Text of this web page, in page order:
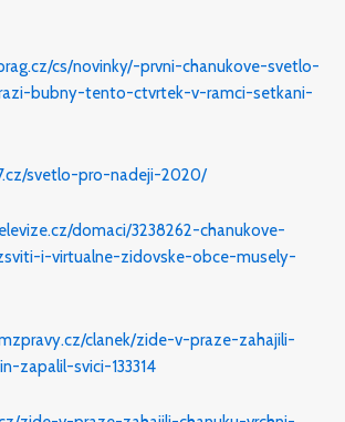
cs/novinky/-prvni-chanukove-svetlo-
bubny-tento-ctvrtek-v-ramci-setkani-
svetlo-pro-nadeji-2020/
domaci/3238262-chanukove-
i-virtualne-zidovske-obce-musely-
clanek/zide-v-praze-zahajili-
zapalil-svici-133314